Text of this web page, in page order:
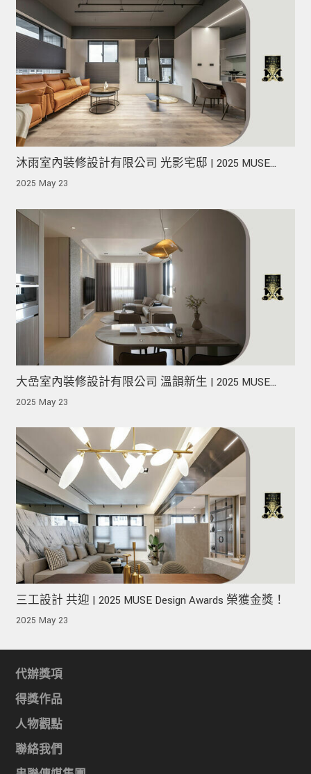
沐雨室內裝修設計有限公司 光影宅邸 | 2025 MUSE
Design Awards 榮獲金獎！
2025 May 23
大嵒室內裝修設計有限公司 溫韻新生 | 2025 MUSE
Design Awards 榮獲金獎！
2025 May 23
三工設計 共迎 | 2025 MUSE Design Awards 榮獲金獎！
2025 May 23
代辦獎項
得獎作品
人物觀點
聯絡我們